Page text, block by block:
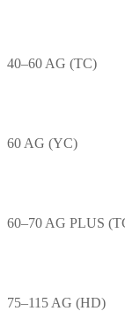
40–60 AG (TC)
60 AG (YC)
60–70 AG PLUS
75–115 AG (HD)